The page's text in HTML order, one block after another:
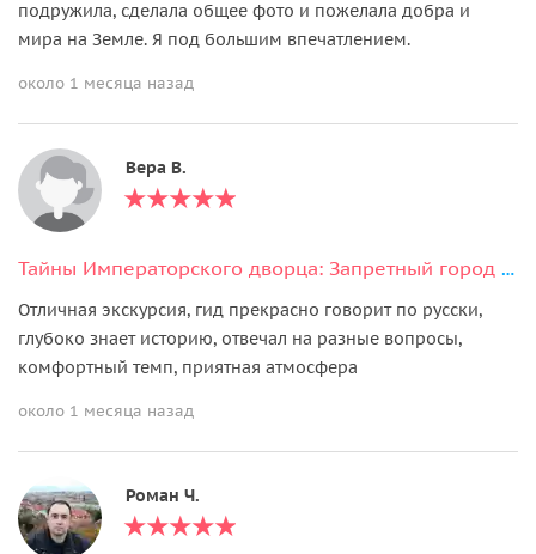
подружила, сделала общее фото и пожелала добра и
мира на Земле. Я под большим впечатлением.
около 1 месяца назад
Вера В.
Тайны Императорского дворца: Запретный город + Музей сокровищ (Мини-Группа)
Отличная экскурсия, гид прекрасно говорит по русски,
глубоко знает историю, отвечал на разные вопросы,
комфортный темп, приятная атмосфера
около 1 месяца назад
Роман Ч.